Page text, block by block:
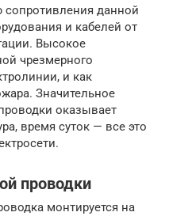
сопротивления данной
и кабелей от
Высокое
чрезмерного
и как
Значительное
оказывает
время суток — все это
проводки
монтируется на